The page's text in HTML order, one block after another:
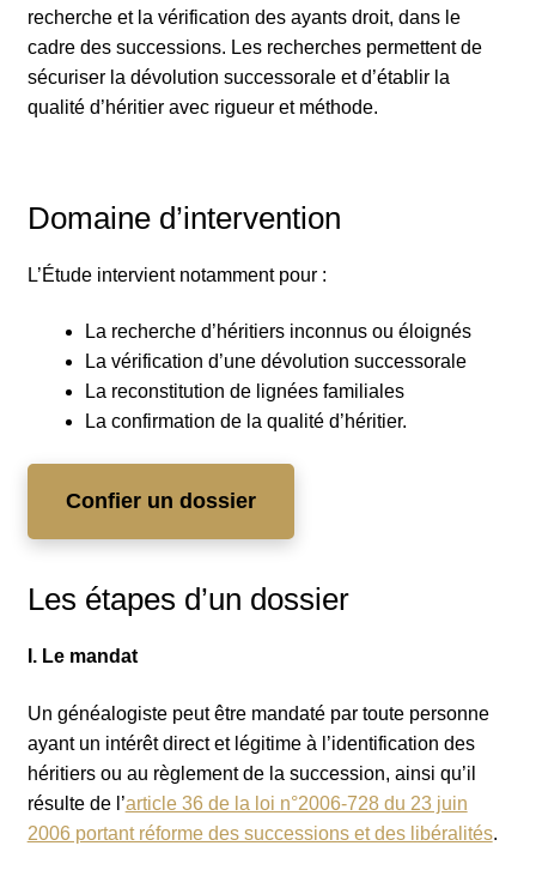
Contact
recherche et la vérification des ayants droit, dans le
cadre des successions. Les recherches permettent de
sécuriser la dévolution successorale et d’établir la
qualité d’héritier avec rigueur et méthode.
Domaine d’intervention
L’Étude intervient notamment pour :
La recherche d’héritiers inconnus ou éloignés
La vérification d’une dévolution successorale
La reconstitution de lignées familiales
La confirmation de la qualité d’héritier.
Confier un dossier
Les étapes d’un dossier
I. Le mandat
Un généalogiste peut être mandaté par toute personne
ayant un intérêt direct et légitime à l’identification des
héritiers ou au règlement de la succession, ainsi qu’il
résulte de l’article 36 de la loi n°2006-728 du 23 juin
2006 portant réforme des successions et des libéralités.